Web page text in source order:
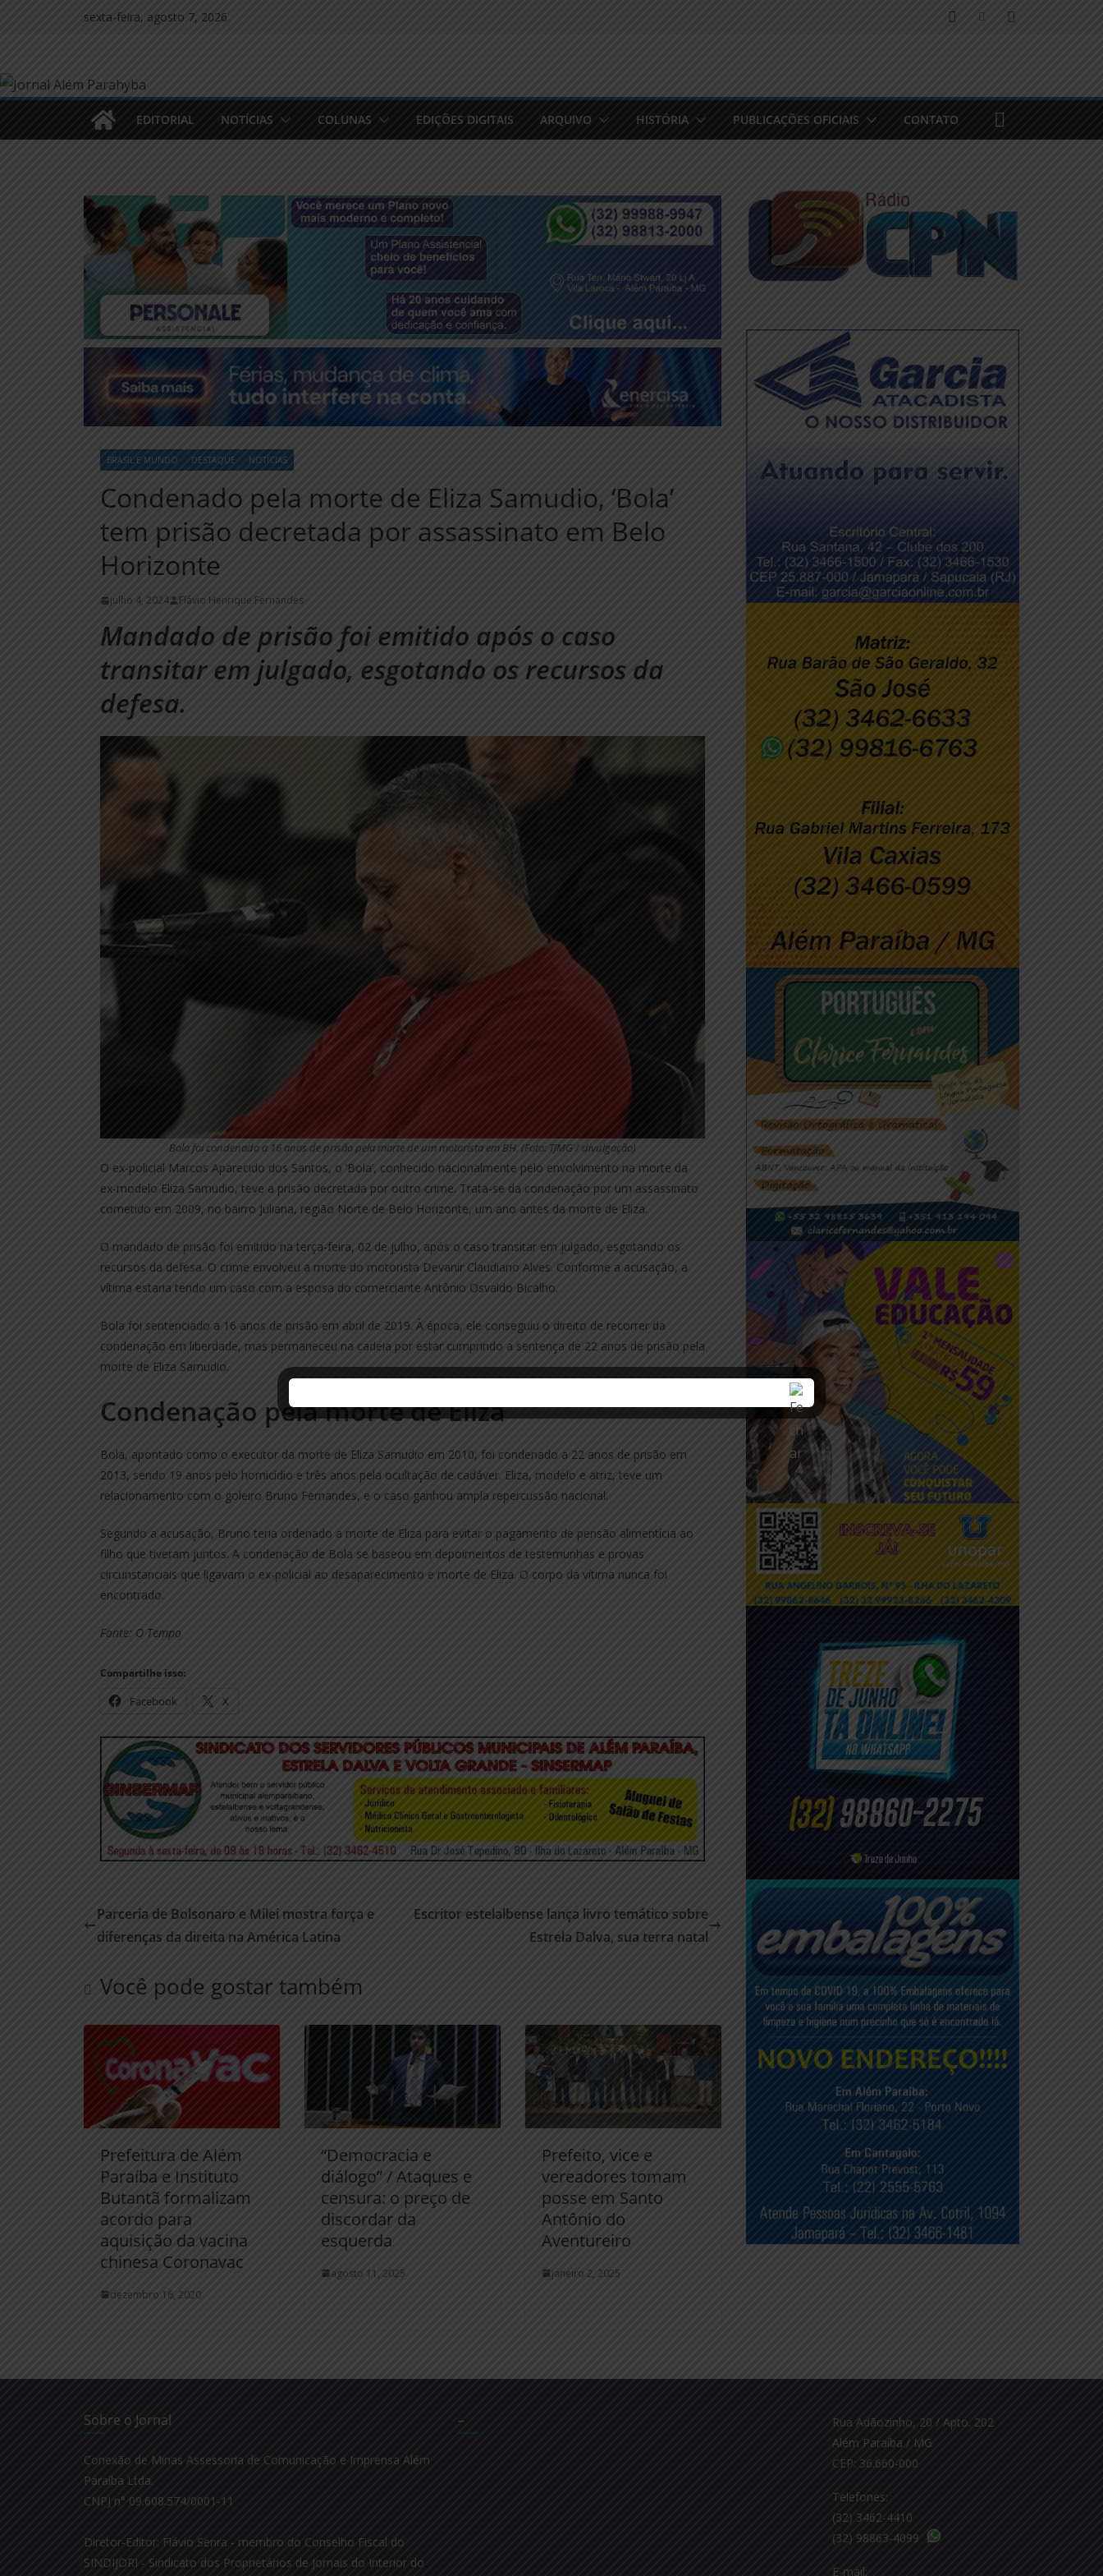
conteúdo
sexta-feira, agosto 7, 2026
EDITORIAL NOTÍCIAS COLUNAS EDIÇÕES DIGITAIS ARQUIVO HISTÓRIA PUBLICAÇÕES OFICIAIS CONTATO
BRASIL E MUNDO DESTAQUE NOTÍCIAS
Condenado pela morte de Eliza Samudio, ‘Bola’
tem prisão decretada por assassinato em Belo
Horizonte
julho 4, 2024 Flávio Henrique Fernandes
Mandado de prisão foi emitido após o caso
transitar em julgado, esgotando os recursos da
defesa.
Bola foi condenado a 16 anos de prisão pela morte de um motorista em BH. (Foto: TJMG / divulgação)
O ex-policial Marcos Aparecido dos Santos, o ‘Bola’, conhecido nacionalmente pelo envolvimento na morte da
ex-modelo Eliza Samudio, teve a prisão decretada por outro crime. Trata-se da condenação por um assassinato
cometido em 2009, no bairro Juliana, região Norte de Belo Horizonte, um ano antes da morte de Eliza.
O mandado de prisão foi emitido na terça-feira, 02 de julho, após o caso transitar em julgado, esgotando os
recursos da defesa. O crime envolveu a morte do motorista Devanir Claudiano Alves. Conforme a acusação, a
vítima estaria tendo um caso com a esposa do comerciante Antônio Osvaldo Bicalho.
Bola foi sentenciado a 16 anos de prisão em abril de 2019. À época, ele conseguiu o direito de recorrer da
condenação em liberdade, mas permaneceu na cadeia por estar cumprindo a sentença de 22 anos de prisão pela
morte de Eliza Samudio.
Condenação pela morte de Eliza
Bola, apontado como o executor da morte de Eliza Samudio em 2010, foi condenado a 22 anos de prisão em
2013, sendo 19 anos pelo homicídio e três anos pela ocultação de cadáver. Eliza, modelo e atriz, teve um
relacionamento com o goleiro Bruno Fernandes, e o caso ganhou ampla repercussão nacional.
Segundo a acusação, Bruno teria ordenado a morte de Eliza para evitar o pagamento de pensão alimentícia ao
filho que tiveram juntos. A condenação de Bola se baseou em depoimentos de testemunhas e provas
circunstanciais que ligavam o ex-policial ao desaparecimento e morte de Eliza. O corpo da vítima nunca foi
encontrado.
Fonte: O Tempo
Compartilhe isso:
Facebook X
Parceria de Bolsonaro e Milei mostra força e
diferenças da direita na América Latina
Escritor estelalbense lança livro temático sobre
Estrela Dalva, sua terra natal
Você pode gostar também
Prefeitura de Além
Paraíba e Instituto
Butantã formalizam
acordo para
aquisição da vacina
chinesa Coronavac
dezembro 16, 2020
“Democracia e
diálogo” / Ataques e
censura: o preço de
discordar da
esquerda
agosto 11, 2025
Prefeito, vice e
vereadores tomam
posse em Santo
Antônio do
Aventureiro
janeiro 2, 2025
Sobre o Jornal
Conexão de Minas Assessoria de Comunicação e Imprensa Além
Paraíba Ltda.
CNPJ n° 09.608.574/0001-11
Diretor-Editor: Flávio Senra - membro do Conselho Fiscal do
SINDIJORI - Sindicato dos Proprietários de Jornais do Interior do
–
Rua Adãozinho, 20 / Apto. 202
Além Paraíba / MG
CEP: 36.660-000
Telefones:
(32) 3462-4410
(32) 98863-4099
E-mail: